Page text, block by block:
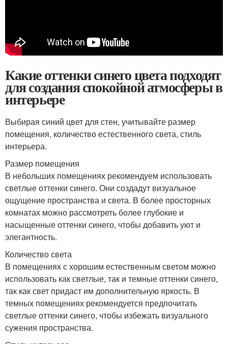
Какие оттенки синего цвета подходят
для создания спокойной атмосферы в
интерьере
Выбирая синий цвет для стен, учитывайте размер
помещения, количество естественного света, стиль
интерьера.
Размер помещения
В небольших помещениях рекомендуем использовать
светлые оттенки синего. Они создадут визуальное
ощущение пространства и света. В более просторных
комнатах можно рассмотреть более глубокие и
насыщенные оттенки синего, чтобы добавить уют и
элегантность.
Количество света
В помещениях с хорошим естественным светом можно
использовать как светлые, так и темные оттенки синего,
так как свет придаст им дополнительную яркость. В
темных помещениях рекомендуется предпочитать
светлые оттенки синего, чтобы избежать визуального
сужения пространства.